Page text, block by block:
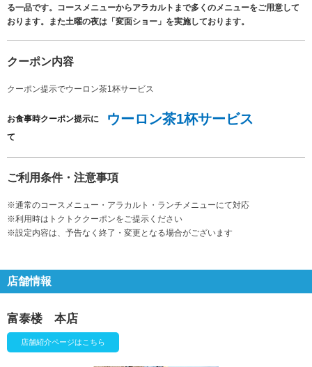
る一品です。コースメニューからアラカルトまで多くのメニューをご用意して
おります。また土曜の夜は「変面ショー」を実施しております。
クーポン内容
クーポン提示でウーロン茶1杯サービス
お食事時クーポン提示に
て
ウーロン茶1杯サービス
ご利用条件・注意事項
※通常のコースメニュー・アラカルト・ランチメニューにて対応
※利用時はトクトククーポンをご提示ください
※設定内容は、予告なく終了・変更となる場合がございます
店舗情報
富泰楼 本店
店舗紹介ページはこちら